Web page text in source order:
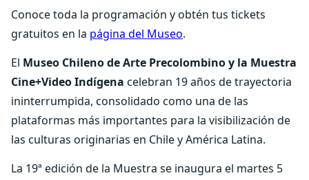
Conoce toda la programación y obtén tus tickets
gratuitos en la página del Museo.
El Museo Chileno de Arte Precolombino y la Muestra
Cine+Video Indígena celebran 19 años de trayectoria
ininterrumpida, consolidado como una de las
plataformas más importantes para la visibilización de
las culturas originarias en Chile y América Latina.
La 19ª edición de la Muestra se inaugura el martes 5